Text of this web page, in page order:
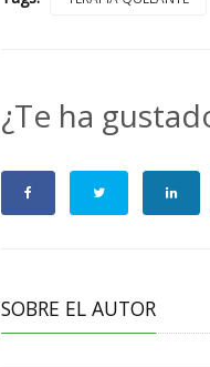
¿Te ha
SOBRE EL AUTOR